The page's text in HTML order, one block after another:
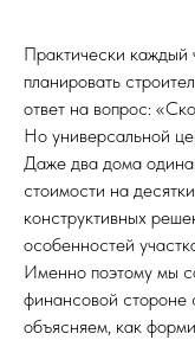
Практически каждый
планировать
ответ на вопрос:
Но универсальной
Даже два дома
стоимости на
конструктивных
особенностей
Именно поэтому мы
финансовой стороне
объясняем, как